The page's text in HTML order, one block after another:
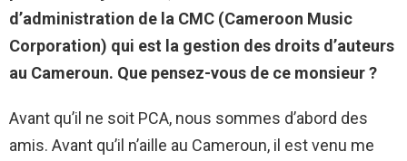
d’administration de la CMC (Cameroon Music
Corporation) qui est la gestion des droits d’auteurs
au Cameroun. Que pensez-vous de ce monsieur ?
Avant qu’il ne soit PCA, nous sommes d’abord des
amis. Avant qu’il n’aille au Cameroun, il est venu me